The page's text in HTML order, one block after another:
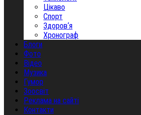
Цікаво
Спорт
Здоров‘я
Хронограф
Блоги
Фото
Відео
Музика
Гумор
Зоосвіт
Реклама на сайті
Контакти